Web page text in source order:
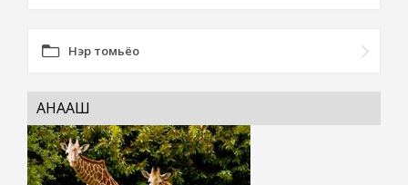
Нэр томьёо
АНААШ